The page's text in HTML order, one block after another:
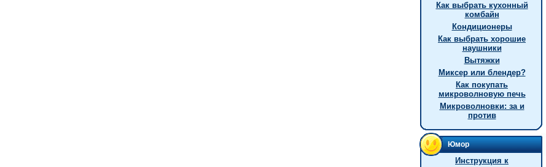
Как выбрать кухонный
комбайн
Кондиционеры
Как выбрать хорошие
наушники
Вытяжки
Миксер или блендер?
Как покупать
микроволновую печь
Микроволновки: за и
против
Юмор
Инструкция к